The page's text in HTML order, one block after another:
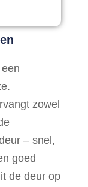
zowel
– snel,
goed
de deur op